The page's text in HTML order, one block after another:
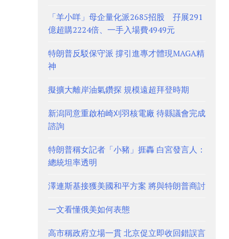
「羊小咩」母企量化派2685招股 孖展291
億超購2224倍、一手入場費4949元
特朗普反駁保守派 撐引進專才體現MAGA精
神
擬擴大離岸油氣鑽探 規模遠超拜登時期
新潟同意重啟柏崎刈羽核電廠 待縣議會完成
諮詢
特朗普稱女記者「小豬」捱轟 白宮發言人：
總統坦率透明
澤連斯基接獲美國和平方案 將與特朗普商討
一文看懂俄美如何表態
高市稱政府立場一貫 北京促立即收回錯誤言